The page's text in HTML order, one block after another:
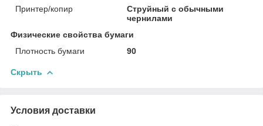
Принтер/копир
Струйный с обычными
чернилами
Физические свойства бумаги
Плотность бумаги
90
Скрыть
Условия доставки